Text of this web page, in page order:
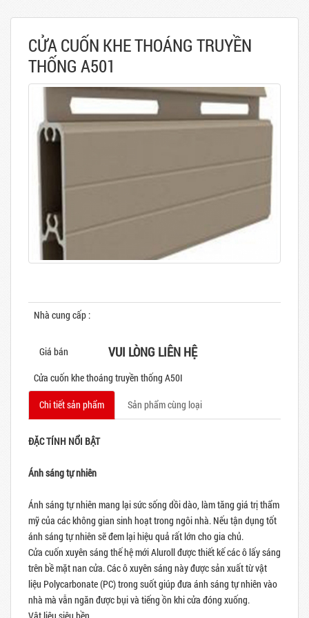
CỬA CUỐN KHE THOÁNG TRUYỀN
THỐNG A501
Nhà cung cấp :
Giá bán VUI LÒNG LIÊN HỆ
Cửa cuốn khe thoáng truyền thống A50I
Chi tiết sản phẩm Sản phẩm cùng loại
ĐẶC TÍNH NỔI BẬT
Ánh sáng tự nhiên
Ánh sáng tự nhiên mang lại sức sống dồi dào, làm tăng giá trị thẩm
mỹ của các không gian sinh hoạt trong ngôi nhà. Nếu tận dụng tốt
ánh sáng tự nhiên sẽ đem lại hiệu quả rất lớn cho gia chủ.
Cửa cuốn xuyên sáng thế hệ mới Aluroll được thiết kế các ô lấy sáng
trên bề mặt nan cửa. Các ô xuyên sáng này được sản xuất từ vật
liệu Polycarbonate (PC) trong suốt giúp đưa ánh sáng tự nhiên vào
nhà mà vẫn ngăn được bụi và tiếng ồn khi cửa đóng xuống.